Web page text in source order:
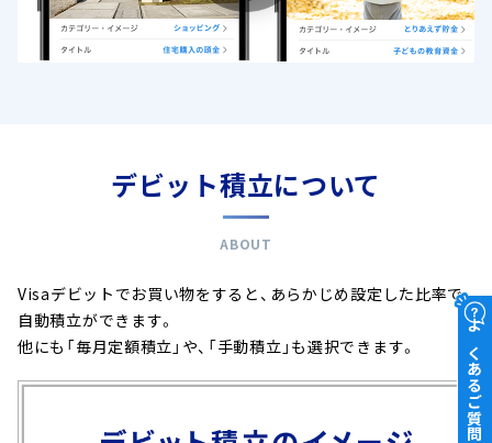
デビット積立について
ABOUT
Visaデビットでお買い物をすると、あらかじめ設定した比率で、
自動積立ができます。
他にも「毎月定額積立」や、「手動積立」も選択できます。
よくあるご質問